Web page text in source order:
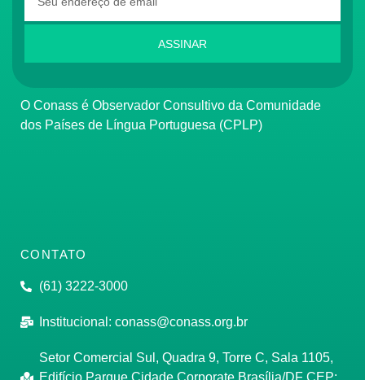
ASSINAR
O Conass é Observador Consultivo da Comunidade
dos Países de Língua Portuguesa (CPLP)
CONTATO
(61) 3222-3000
Institucional: conass@conass.org.br
Setor Comercial Sul, Quadra 9, Torre C, Sala 1105,
Edifício Parque Cidade Corporate Brasília/DF CEP: